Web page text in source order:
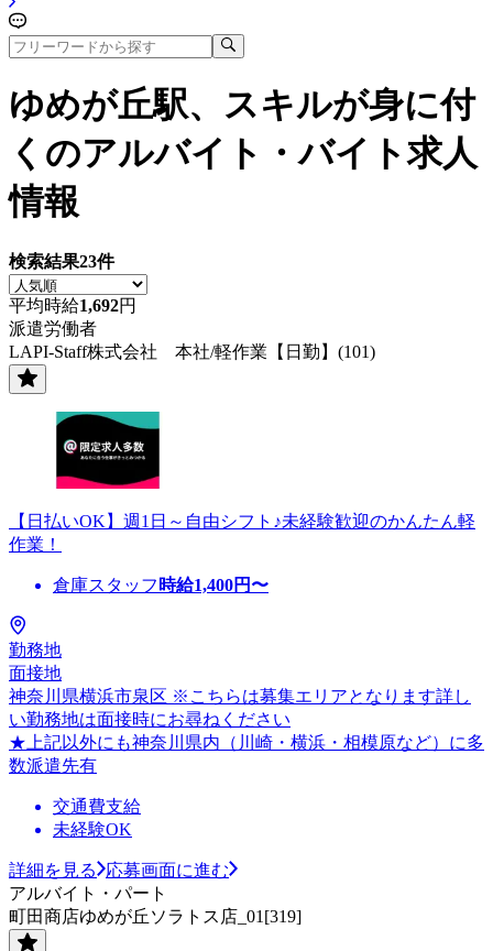
ゆめが丘駅、スキルが身に付
く のアルバイト・バイト求人
情報
検索結果23件
平均時給1,692円
派遣労働者
LAPI-Staff株式会社 本社/軽作業【日勤】(101)
【日払いOK】週1日～自由シフト♪未経験歓迎のかんたん軽
作業！
倉庫スタッフ 時給1,400円〜
勤務地
面接地
神奈川県横浜市泉区 ※こちらは募集エリアとなります詳し
い勤務地は面接時にお尋ねください
★上記以外にも神奈川県内（川崎・横浜・相模原など）に多
数派遣先有
交通費支給
未経験OK
詳細を見る
応募画面に進む
アルバイト・パート
町田商店ゆめが丘ソラトス店_01[319]